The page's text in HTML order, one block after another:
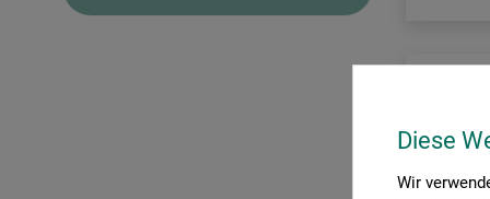
Diese
Wir